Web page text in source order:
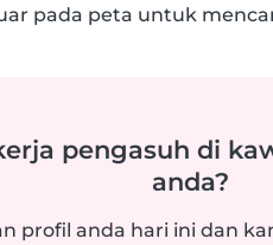
pada peta untuk
pengasuh di
anda?
profil anda hari ini dan